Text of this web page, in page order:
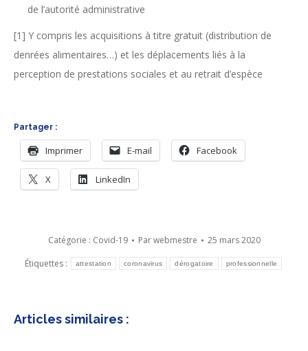
de l’autorité administrative
[1] Y compris les acquisitions à titre gratuit (distribution de
denrées alimentaires…) et les déplacements liés à la
perception de prestations sociales et au retrait d’espèce
Partager :
Imprimer E-mail Facebook
X LinkedIn
Catégorie : Covid-19 Parwebmestre
25 mars 2020
Étiquettes :
attestation coronavirus dérogatoire professionnelle
Articles similaires :